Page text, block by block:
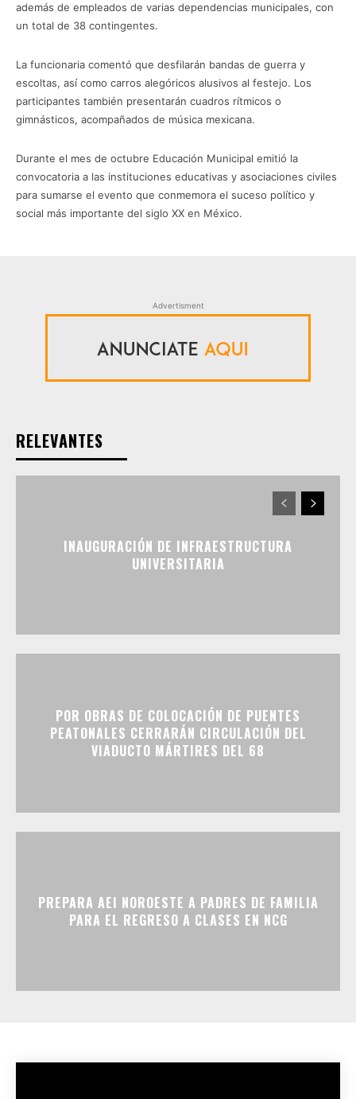
además de empleados de varias dependencias municipales, con
un total de 38 contingentes.
La funcionaria comentó que desfilarán bandas de guerra y
escoltas, así como carros alegóricos alusivos al festejo. Los
participantes también presentarán cuadros rítmicos o
gimnásticos, acompañados de música mexicana.
Durante el mes de octubre Educación Municipal emitió la
convocatoria a las instituciones educativas y asociaciones civiles
para sumarse el evento que conmemora el suceso político y
social más importante del siglo XX en México.
Advertisment
RELEVANTES
INAUGURACIÓN DE INFRAESTRUCTURA
UNIVERSITARIA
POR OBRAS DE COLOCACIÓN DE PUENTES
PEATONALES CERRARÁN CIRCULACIÓN DEL
VIADUCTO MÁRTIRES DEL 68
PREPARA AEI NOROESTE A PADRES DE FAMILIA
PARA EL REGRESO A CLASES EN NCG